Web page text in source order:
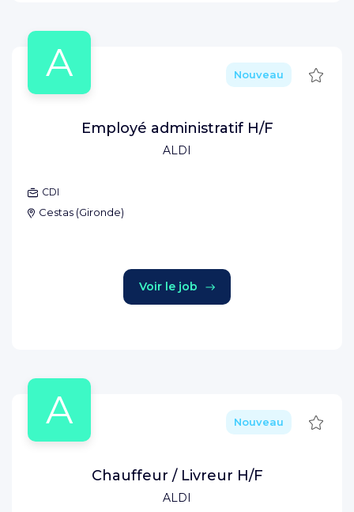
A
ALDI
Nouveau
Employé administratif H/F
CDI
Cestas (Gironde)
Voir le job
A
ALDI
Nouveau
Chauffeur / Livreur H/F